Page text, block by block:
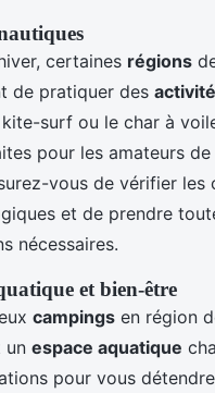
certaines régions
de pratiquer des
surf ou le char à
pour les amateurs de
vous de vérifier les
et de prendre
nécessaires.
et bien-être
campings en région
un espace aquatique
pour vous